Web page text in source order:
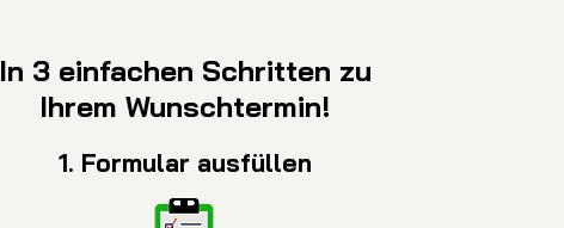
In 3 einfachen Schritten zu
Ihrem Wunschtermin!
1. Formular ausfüllen